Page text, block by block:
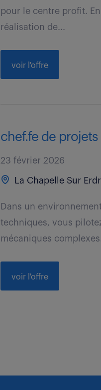
pour le centre profit.
réalisation de...
voir l'offre
chef.fe de
23 février 2026
La Chapelle Sur
Dans un
techniques, vous
mécaniques
voir l'offre